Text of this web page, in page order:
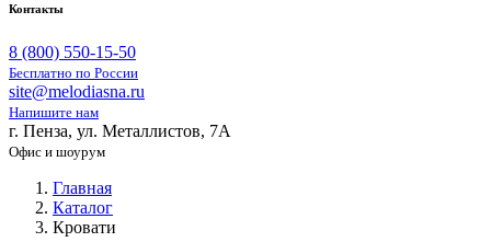
Контакты
8 (800) 550-15-50
Бесплатно по России
site@melodiasna.ru
Напишите нам
г. Пенза, ул. Металлистов, 7А
Офис и шоурум
Главная
Каталог
Кровати